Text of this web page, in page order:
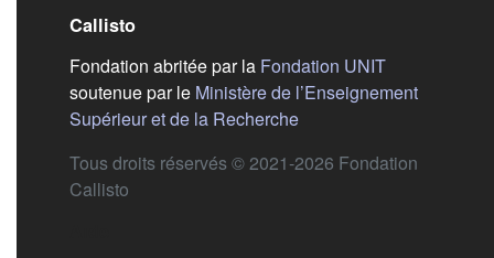
Callisto
Fondation abritée par la Fondation UNIT(s'ouvre
soutenue par le Ministère de l’Enseignement
Supérieur et de la Recherche(s'ouvre dans un nouvel
Tous droits réservés © 2021-2026 Fondation
Callisto